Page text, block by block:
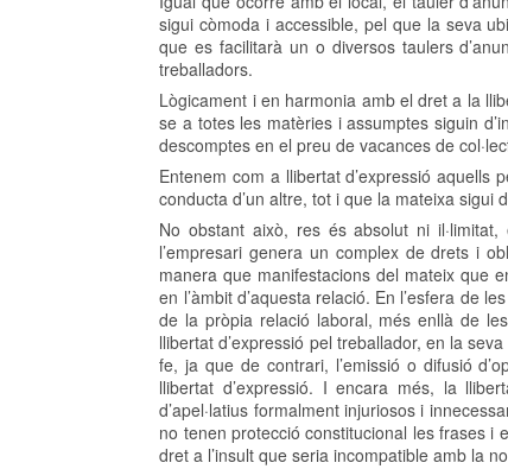
sigui còmoda i accessible, pel que la seva
que es facilitarà un o diversos taulers
treballadors.
Lògicament i en harmonia amb el dret a la
se a totes les matèries i assumptes siguin
descomptes en el preu de vacances de
Entenem com a llibertat d’expressió
conducta d’un altre, tot i que la mateixa sigui
No obstant això, res és absolut ni il·limitat,
l’empresari genera un complex de drets i
manera que manifestacions del mateix que
en l’àmbit d’aquesta relació. En l’esfera de
de la pròpia relació laboral, més enllà de
llibertat d’expressió pel treballador, en la
fe, ja que de contrari, l’emissió o difusió
llibertat d’expressió. I encara més, la
d’apel·latius formalment injuriosos i
no tenen protecció constitucional les frases i
dret a l’insult que seria incompatible amb la